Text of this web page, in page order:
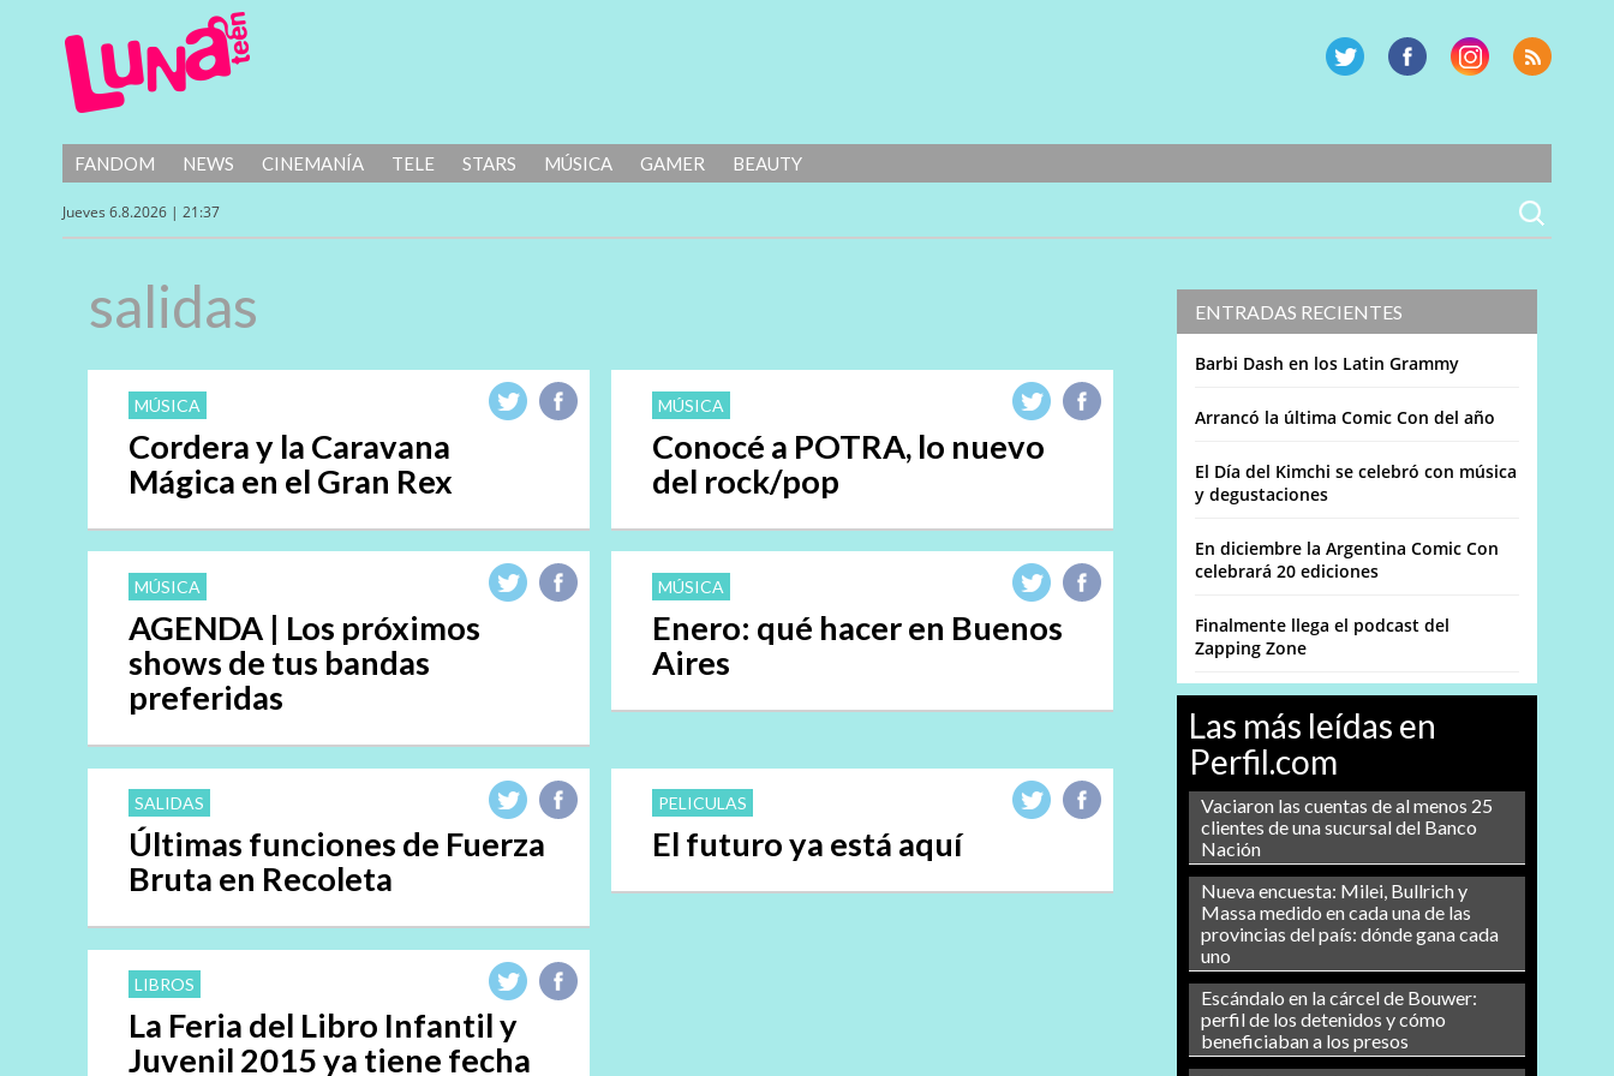
FANDOM NEWS CINEMANÍA TELE STARS MÚSICA GAMER BEAUTY
Jueves 6.8.2026 | 21:37
ENTRADAS RECIENTES
Barbi Dash en los Latin Grammy
Arrancó la última Comic Con del año
El Día del Kimchi se celebró con música
y degustaciones
En diciembre la Argentina Comic Con
celebrará 20 ediciones
Finalmente llega el podcast del
Zapping Zone
Las más leídas en
Perfil.com
Vaciaron las cuentas de al menos 25
clientes de una sucursal del Banco
Nación
Nueva encuesta: Milei, Bullrich y
Massa medido en cada una de las
provincias del país: dónde gana cada
uno
Escándalo en la cárcel de Bouwer:
perfil de los detenidos y cómo
beneficiaban a los presos
salidas
MÚSICA
Cordera y la Caravana
Mágica en el Gran Rex
MÚSICA
Conocé a POTRA, lo nuevo
del rock/pop
MÚSICA
AGENDA | Los próximos
shows de tus bandas
preferidas
MÚSICA
Enero: qué hacer en Buenos
Aires
SALIDAS
Últimas funciones de Fuerza
Bruta en Recoleta
PELICULAS
El futuro ya está aquí
LIBROS
La Feria del Libro Infantil y
Juvenil 2015 ya tiene fecha